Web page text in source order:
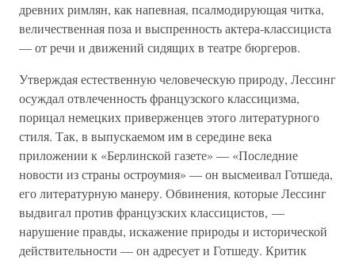
древних римлян, как напевная, псалмодирующая читка,
величественная поза и выспренность актера-классициста
— от речи и движений сидящих в театре бюргеров.
Утверждая естественную человеческую природу, Лессинг
осуждал отвлеченность французского классицизма,
порицал немецких приверженцев этого литературного
стиля. Так, в выпускаемом им в середине века
приложении к «Берлинской газете» — «Последние
новости из страны остроумия» — он высмеивал Готшеда,
его литературную манеру. Обвинения, которые Лессинг
выдвигал против французских классицистов, —
нарушение правды, искажение природы и исторической
действительности — он адресует и Готшеду. Критик